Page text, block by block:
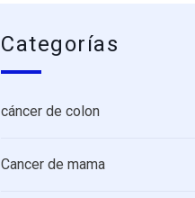
Categorías
cáncer de colon
Cancer de mama